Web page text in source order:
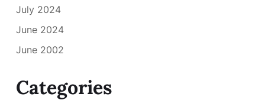
July 2024
June 2024
June 2002
Categories